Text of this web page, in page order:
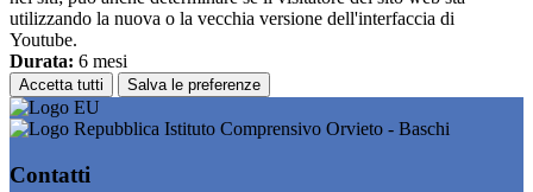
utilizzando la nuova o la vecchia versione dell'interfaccia di
Youtube.
Durata: 6 mesi
Accetta tutti Salva le preferenze
Istituto Comprensivo Orvieto - Baschi
Contatti